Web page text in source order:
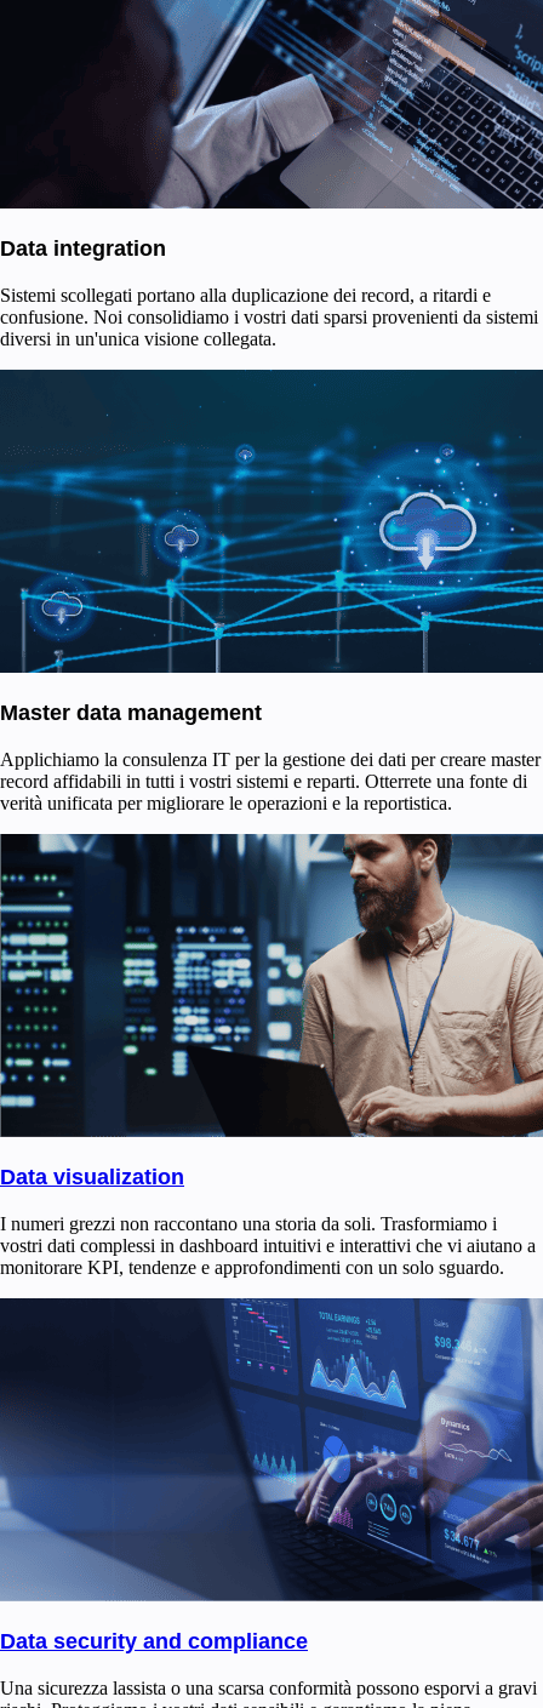
Data integration
Sistemi scollegati portano alla duplicazione dei record, a ritardi e
confusione. Noi consolidiamo i vostri dati sparsi provenienti da sistemi
diversi in un'unica visione collegata.
Master data management
Applichiamo la consulenza IT per la gestione dei dati per creare master
record affidabili in tutti i vostri sistemi e reparti. Otterrete una fonte di
verità unificata per migliorare le operazioni e la reportistica.
Data visualization
I numeri grezzi non raccontano una storia da soli. Trasformiamo i
vostri dati complessi in dashboard intuitivi e interattivi che vi aiutano a
monitorare KPI, tendenze e approfondimenti con un solo sguardo.
Data security and compliance
Una sicurezza lassista o una scarsa conformità possono esporvi a gravi